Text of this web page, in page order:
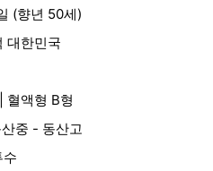
(향년 50세)
대한민국
혈액형 B형
중 - 동산고